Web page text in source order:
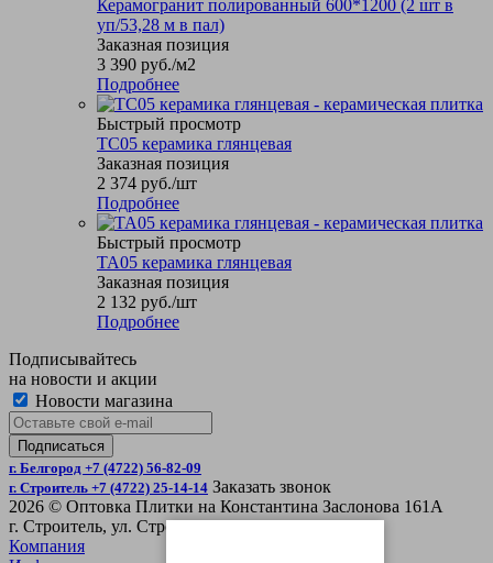
Керамогранит полированный 600*1200 (2 шт в
уп/53,28 м в пал)
Заказная позиция
3 390 руб./м2
Подробнее
Быстрый просмотр
TC05 керамика глянцевая
Заказная позиция
2 374 руб./шт
Подробнее
Быстрый просмотр
TA05 керамика глянцевая
Заказная позиция
2 132 руб./шт
Подробнее
Подписывайтесь
на новости и акции
Новости магазина
г. Белгород +7 (4722) 56-82-09
г. Строитель +7 (4722) 25-14-14 Заказать звонок
2026 © Оптовка Плитки на Константина Заслонова 161А
г. Строитель, ул. Строительная 4Б
Компания